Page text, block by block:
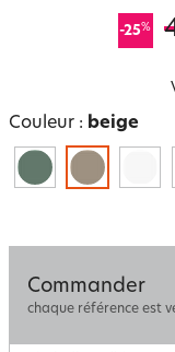
-25%
Couleur : beige
Commander
chaque référence est